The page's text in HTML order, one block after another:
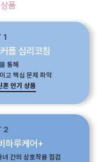
품
1
플 심리코칭
통해
고 핵심 문제 파악
혼 인기 상품
2
하루케어+
간의 상호작용 점검